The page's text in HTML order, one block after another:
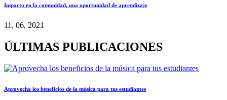
Impacto en la comunidad, una oportunidad de aprendizaje
11, 06, 2021
ÚLTIMAS PUBLICACIONES
Aprovecha los beneficios de la música para tus estudiantes